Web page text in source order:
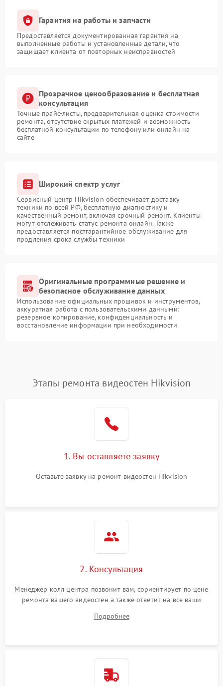
Гарантия на работы и запчасти
Предоставляется документированная гарантия на
выполненные работы и установленные детали, что
защищает клиента от повторных неисправностей
Прозрачное ценообразование и бесплатная
консультация
Точные прайс-листы, предварительная оценка стоимости
ремонта, отсутствие скрытых платежей и возможность
бесплатной консультации по телефону или онлайн на
сайте
Широкий спектр услуг
Сервисный центр Hikvision обеспечивает доставку
техники по всей РФ, бесплатную диагностику и
качественный ремонт, включая срочный ремонт. Клиенты
могут отслеживать статус ремонта онлайн. Также
предоставляется постгарантийное обслуживание для
продления срока службы техники
Оригинальные программные решение и
безопасное обслуживание данных
Использование официальных прошивок и инструментов,
аккуратная работа с пользовательскими данными:
резервное копирование, конфиденциальность и
восстановление информации при необходимости
Этапы ремонта видеостен Hikvision
1. Вы оставляете заявку
Оставьте заявку на ремонт видеостен Hikvision
2. Консультация
Менеджер колл центра позвонит вам, сориентирует по цене
ремонта вашего видеостен а также ответит на все ваши
Подробнее